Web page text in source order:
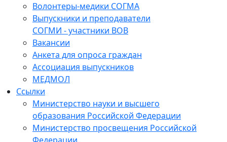
Волонтеры-медики СОГМА
Выпускники и преподаватели
СОГМИ - участники ВОВ
Вакансии
Анкета для опроса граждан
Ассоциация выпускников
МЕДМОЛ
Ссылки
Министерство науки и высшего
образования Российской Федерации
Министерство просвещения Российской